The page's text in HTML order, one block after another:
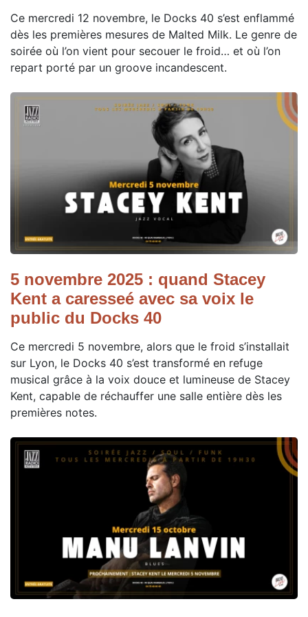
Ce mercredi 12 novembre, le Docks 40 s’est enflammé
dès les premières mesures de Malted Milk. Le genre de
soirée où l’on vient pour secouer le froid… et où l’on
repart porté par un groove incandescent.
5 novembre 2025 : quand Stacey
Kent a caresseé avec sa voix le
public du Docks 40
Ce mercredi 5 novembre, alors que le froid s’installait
sur Lyon, le Docks 40 s’est transformé en refuge
musical grâce à la voix douce et lumineuse de Stacey
Kent, capable de réchauffer une salle entière dès les
premières notes.